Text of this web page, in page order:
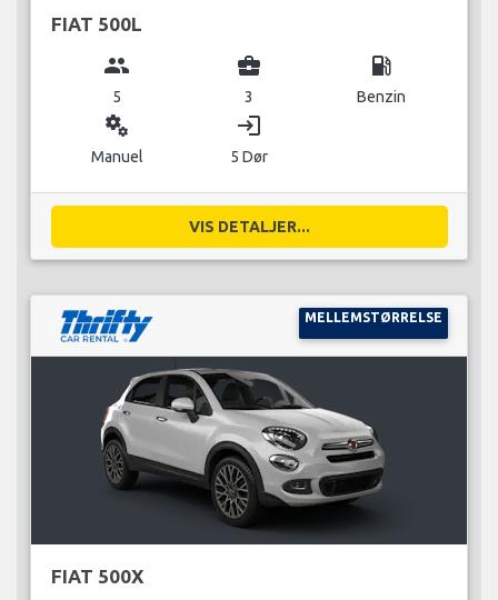
FIAT 500L
group
5
business_center
3
local_gas_station
Benzin
miscellaneous_services
Manuel
login
5 Dør
VIS DETALJER...
MELLEMSTØRRELSE
FIAT 500X